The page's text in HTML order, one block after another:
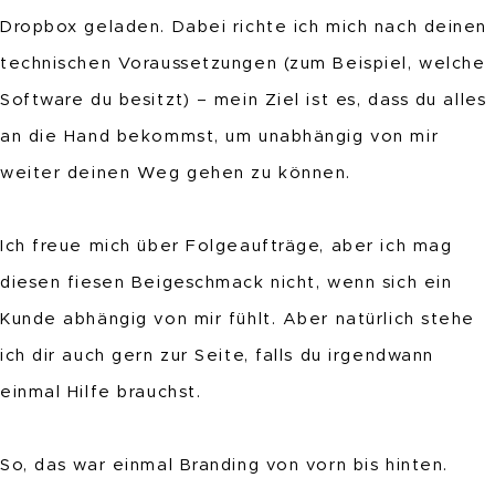
Dropbox geladen. Dabei richte ich mich nach deinen
technischen Voraussetzungen (zum Beispiel, welche
Software du besitzt) – mein Ziel ist es, dass du alles
an die Hand bekommst, um unabhängig von mir
weiter deinen Weg gehen zu können.
Ich freue mich über Folgeaufträge, aber ich mag
diesen fiesen Beigeschmack nicht, wenn sich ein
Kunde abhängig von mir fühlt. Aber natürlich stehe
ich dir auch gern zur Seite, falls du irgendwann
einmal Hilfe brauchst.
So, das war einmal Branding von vorn bis hinten.